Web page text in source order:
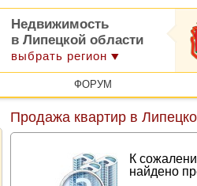
Недвижимость
в Липецкой области
выбрать регион
ФОРУМ
Продажа квартир в
К
найдено